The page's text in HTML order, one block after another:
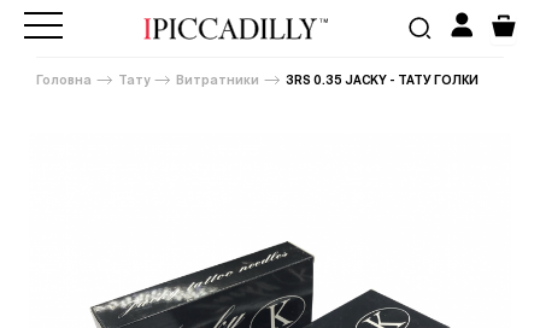
Головна Тату Витратники 3RS 0.35 JACKY - ТАТУ ГОЛКИ